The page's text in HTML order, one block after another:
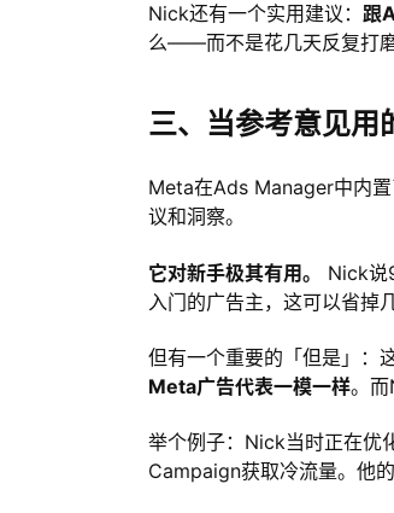
Nick还有一个实用建议： 跟
么——而不是花几天反复打
三、当参考意见用
Meta在Ads Manager中内
议和洞察。
它对新手极其有用。
Nick说
入门的广告主，这可以省掉
但有一个重要的「但是」：
Meta广告代表一模一样。而
举个例子：Nick当时正在
Campaign获取冷流量。他